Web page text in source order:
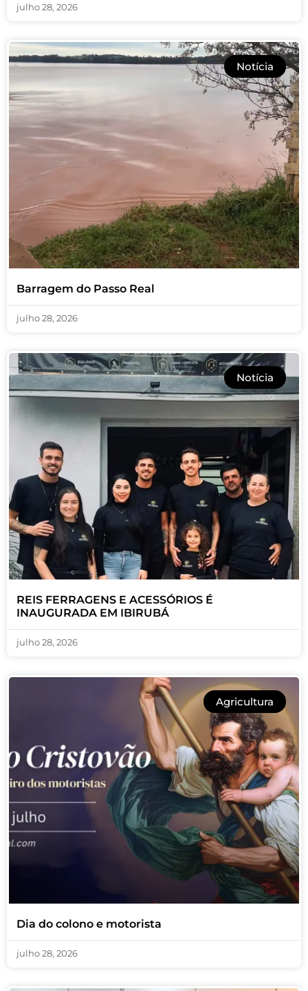
julho 28, 2026
Notícia
Barragem do Passo Real
julho 28, 2026
Notícia
REIS FERRAGENS E ACESSÓRIOS É
INAUGURADA EM IBIRUBÁ
julho 28, 2026
Agricultura
Dia do colono e motorista
julho 28, 2026